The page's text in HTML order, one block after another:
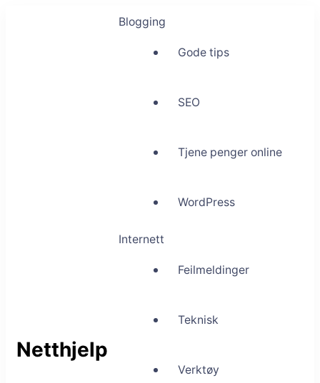
Netthjelp
Blogging
Gode tips
SEO
Tjene penger online
WordPress
Internett
Feilmeldinger
Teknisk
Verktøy